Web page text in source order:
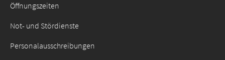
Öffnungszeiten
Not- und Stördienste
Personalausschreibungen